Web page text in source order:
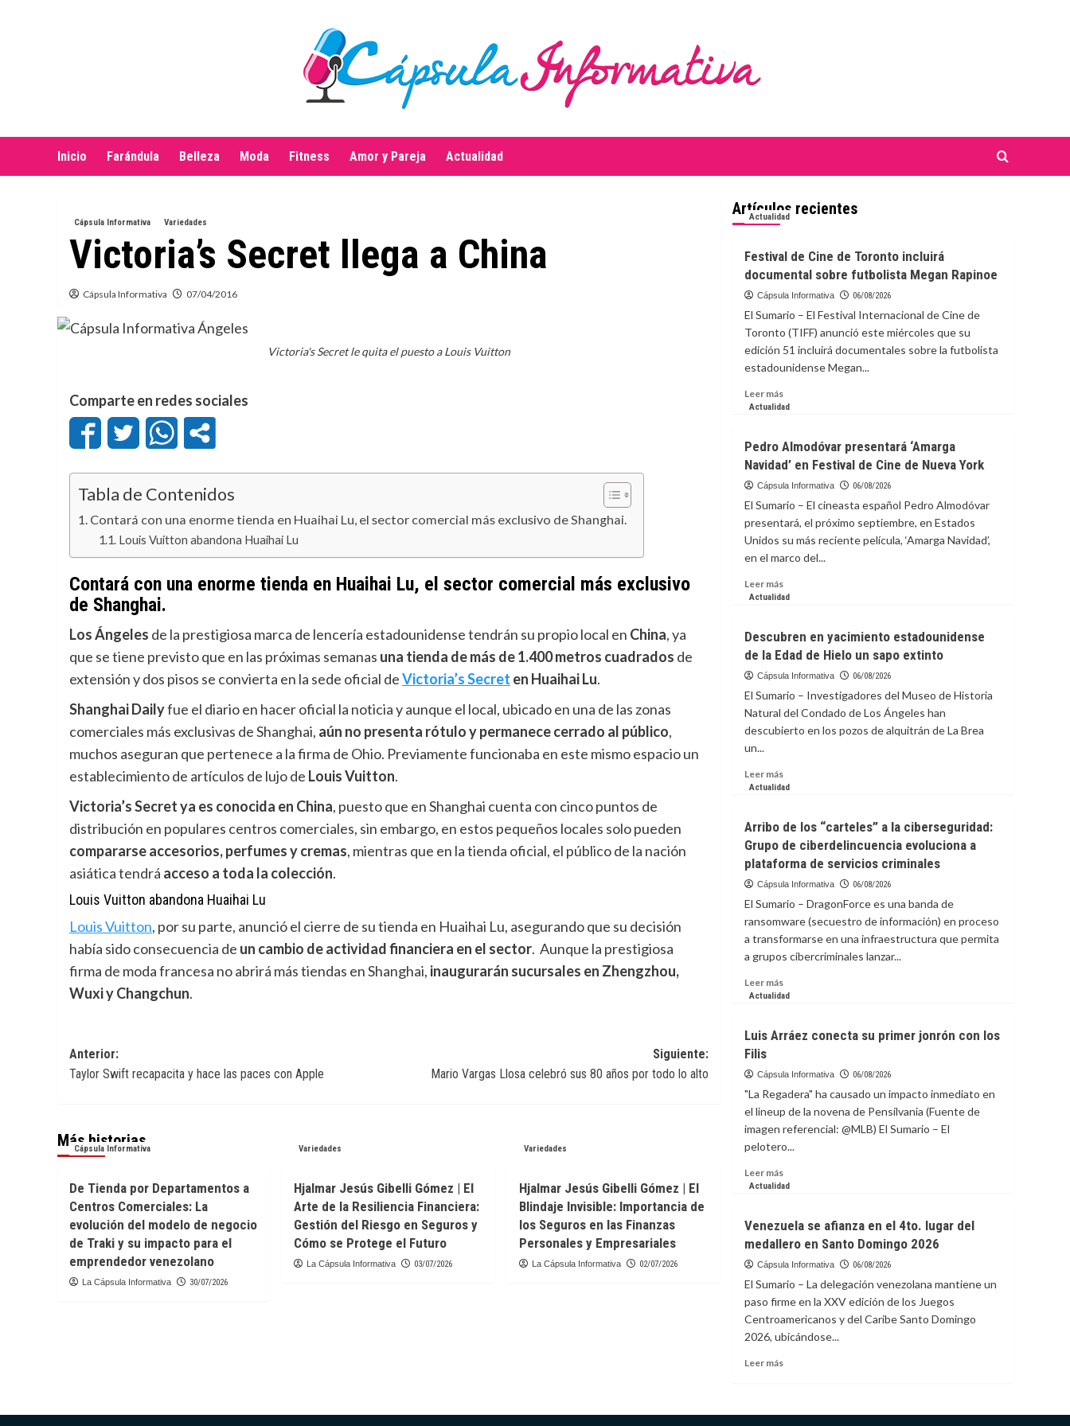
Inicio Farándula Belleza Moda Fitness Amor y Pareja Actualidad
Cápsula Informativa Variedades
Victoria’s Secret llega a China
Cápsula Informativa 07/04/2016
Victoria's Secret le quita el puesto a Louis Vuitton
Comparte en redes sociales
Tabla de Contenidos
Contará con una enorme tienda en Huaihai Lu, el sector comercial más exclusivo de Shanghai.
Louis Vuitton abandona Huaihai Lu
Contará con una enorme tienda en Huaihai Lu, el sector comercial más exclusivo
de Shanghai.
Los Ángeles de la prestigiosa marca de lencería estadounidense tendrán su propio local en China, ya
que se tiene previsto que en las próximas semanas una tienda de más de 1.400 metros cuadrados de
extensión y dos pisos se convierta en la sede oficial deVictoria’s Secret en Huaihai Lu.
Shanghai Dailyfue el diario en hacer oficial la noticia y aunque el local, ubicado en una de las zonas
comerciales más exclusivas de Shanghai, aún no presenta rótulo y permanece cerrado al público,
muchos aseguran que pertenece a la firma de Ohio. Previamente funcionaba en este mismo espacio un
establecimiento de artículos de lujo de Louis Vuitton.
Victoria’s Secret ya es conocida en China, puesto que en Shanghai cuenta con cinco puntos de
distribución en populares centros comerciales, sin embargo, en estos pequeños locales solo pueden
compararse accesorios, perfumes y cremas, mientras que en la tienda oficial, el público de la nación
asiática tendrá acceso a toda la colección.
Louis Vuitton abandona Huaihai Lu
Louis Vuitton, por su parte, anunció el cierre de su tienda en Huaihai Lu, asegurando que su decisión
había sido consecuencia de un cambio de actividad financiera en el sector. Aunque la prestigiosa
firma de moda francesa no abrirá más tiendas en Shanghai, inaugurarán sucursales en Zhengzhou,
Wuxi y Changchun.
Navegación
de
Anterior:
Taylor Swift recapacita y hace las paces con Apple
Siguiente:
Mario Vargas Llosa celebró sus 80 años por todo lo alto
Más historias
Cápsula Informativa
De Tienda por Departamentos a
Centros Comerciales: La
evolución del modelo de negocio
de Traki y su impacto para el
emprendedor venezolano
La Cápsula Informativa 30/07/2026
Variedades
Hjalmar Jesús Gibelli Gómez | El
Arte de la Resiliencia Financiera:
Gestión del Riesgo en Seguros y
Cómo se Protege el Futuro
La Cápsula Informativa 03/07/2026
Variedades
Hjalmar Jesús Gibelli Gómez | El
Blindaje Invisible: Importancia de
los Seguros en las Finanzas
Personales y Empresariales
La Cápsula Informativa 02/07/2026
Artículos recientes
Actualidad
Festival de Cine de Toronto incluirá
documental sobre futbolista Megan Rapinoe
Cápsula Informativa 06/08/2026
El Sumario – El Festival Internacional de Cine de
Toronto (TIFF) anunció este miércoles que su
edición 51 incluirá documentales sobre la futbolista
estadounidense Megan...
Leer másLeer
más
de
Cine
de
incluirá
documental
sobre
futbolista
Rapinoe
Actualidad
Pedro Almodóvar presentará ‘Amarga
Navidad’ en Festival de Cine de Nueva York
Cápsula Informativa 06/08/2026
El Sumario – El cineasta español Pedro Almodóvar
presentará, el próximo septiembre, en Estados
Unidos su más reciente película, ‘Amarga Navidad’,
en el marco del...
Leer másLeer
más
Almodóvar
presentará
‘Amarga
en
Festival
de
Nueva
York
Actualidad
Descubren en yacimiento estadounidense
de la Edad de Hielo un sapo extinto
Cápsula Informativa 06/08/2026
El Sumario – Investigadores del Museo de Historia
Natural del Condado de Los Ángeles han
descubierto en los pozos de alquitrán de La Brea
un...
Leer másLeer
más
en
yacimiento
estadounidense
Edad
de
Hielo
un
extinto
Actualidad
Arribo de los “carteles” a la ciberseguridad:
Grupo de ciberdelincuencia evoluciona a
plataforma de servicios criminales
Cápsula Informativa 06/08/2026
El Sumario – DragonForce es una banda de
ransomware (secuestro de información) en proceso
a transformarse en una infraestructura que permita
a grupos cibercriminales lanzar...
Leer másLeer
más
de
“carteles”
la
ciberseguridad:
Grupo
de
evoluciona
a
de
criminales
Actualidad
Luis Arráez conecta su primer jonrón con los
Filis
Cápsula Informativa 06/08/2026
"La Regadera" ha causado un impacto inmediato en
el lineup de la novena de Pensilvania (Fuente de
imagen referencial: @MLB) El Sumario – El
pelotero...
Leer másLeer
más
Arráez
conecta
su
jonrón
con
los
Filis
Actualidad
Venezuela se afianza en el 4to. lugar del
medallero en Santo Domingo 2026
Cápsula Informativa 06/08/2026
El Sumario – La delegación venezolana mantiene un
paso firme en la XXV edición de los Juegos
Centroamericanos y del Caribe Santo Domingo
2026, ubicándose...
Leer másLeer